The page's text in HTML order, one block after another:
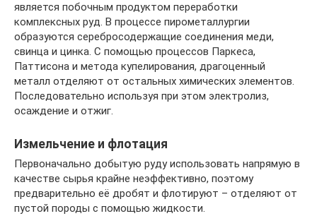
является побочным продуктом переработки
комплексных руд. В процессе пирометаллургии
образуются серебросодержащие соединения меди,
свинца и цинка. С помощью процессов Паркеса,
Паттисона и метода купелирования, драгоценный
металл отделяют от остальных химических элементов.
Последовательно используя при этом электролиз,
осаждение и отжиг.
Измельчение и флотация
Первоначально добытую руду использовать напрямую в
качестве сырья крайне неэффективно, поэтому
предварительно её дробят и флотируют – отделяют от
пустой породы с помощью жидкости.